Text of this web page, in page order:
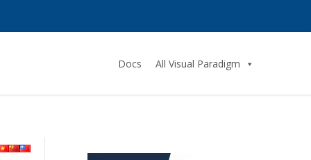
Docs All Visual Paradigm